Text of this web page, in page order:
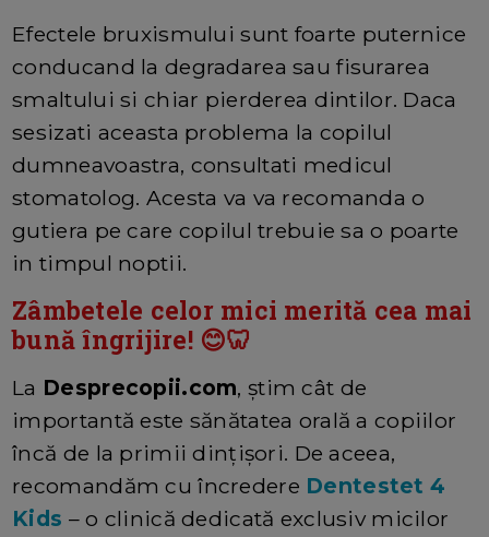
Efectele bruxismului sunt foarte puternice
conducand la degradarea sau fisurarea
smaltului si chiar pierderea dintilor. Daca
sesizati aceasta problema la copilul
dumneavoastra, consultati medicul
stomatolog. Acesta va va recomanda o
gutiera pe care copilul trebuie sa o poarte
in timpul noptii.
Zâmbetele celor mici merită cea mai
bună îngrijire! 😊🦷
La Desprecopii.com, știm cât de
importantă este sănătatea orală a copiilor
încă de la primii dințișori. De aceea,
recomandăm cu încredere Dentestet 4
Kids – o clinică dedicată exclusiv micilor